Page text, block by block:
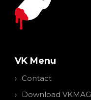
VK Menu
Contact
Download VKMAG